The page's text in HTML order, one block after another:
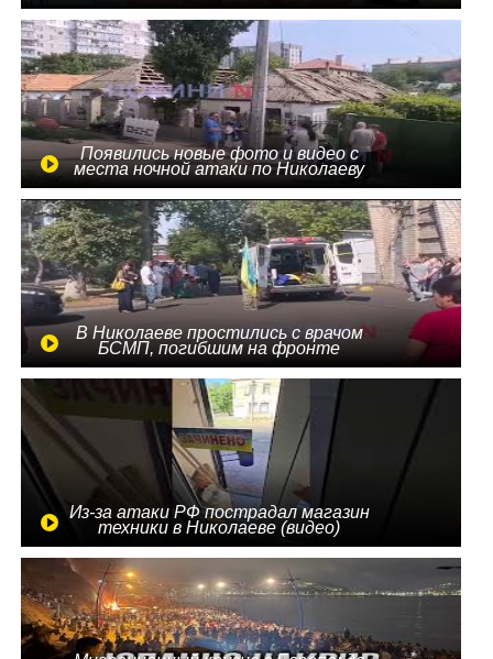
Появились новые фото и видео с
места ночной атаки по Николаеву
В Николаеве простились с врачом
БСМП, погибшим на фронте
Из-за атаки РФ пострадал магазин
техники в Николаеве (видео)